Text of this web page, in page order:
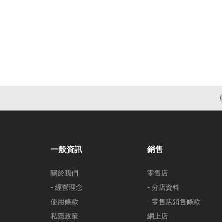
一般資訊
關於我們
- 經營理念
使用條款
私隱政策
銷售
零售店
- 分店資料
- 零售店銷售條款
網上店